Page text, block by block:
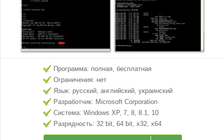
Программа: полная, бесплатная
Ограничения: нет
Язык: русский, английский, украинский
Разработчик: Microsoft Corporation
Система: Windows XP, 7, 8, 8.1, 10
Разрядность: 32 bit, 64 bit, x32, x64